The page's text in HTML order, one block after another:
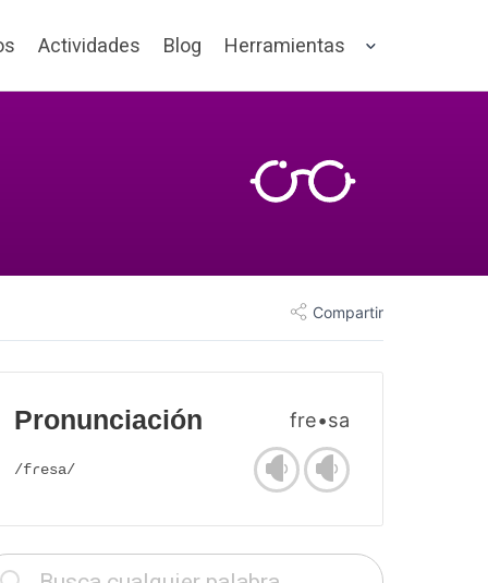
Actividades Blog Herramientas
Compartir
Pronunciación fre•sa
/fɾesa/